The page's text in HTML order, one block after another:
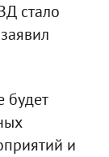
стало
будет
и